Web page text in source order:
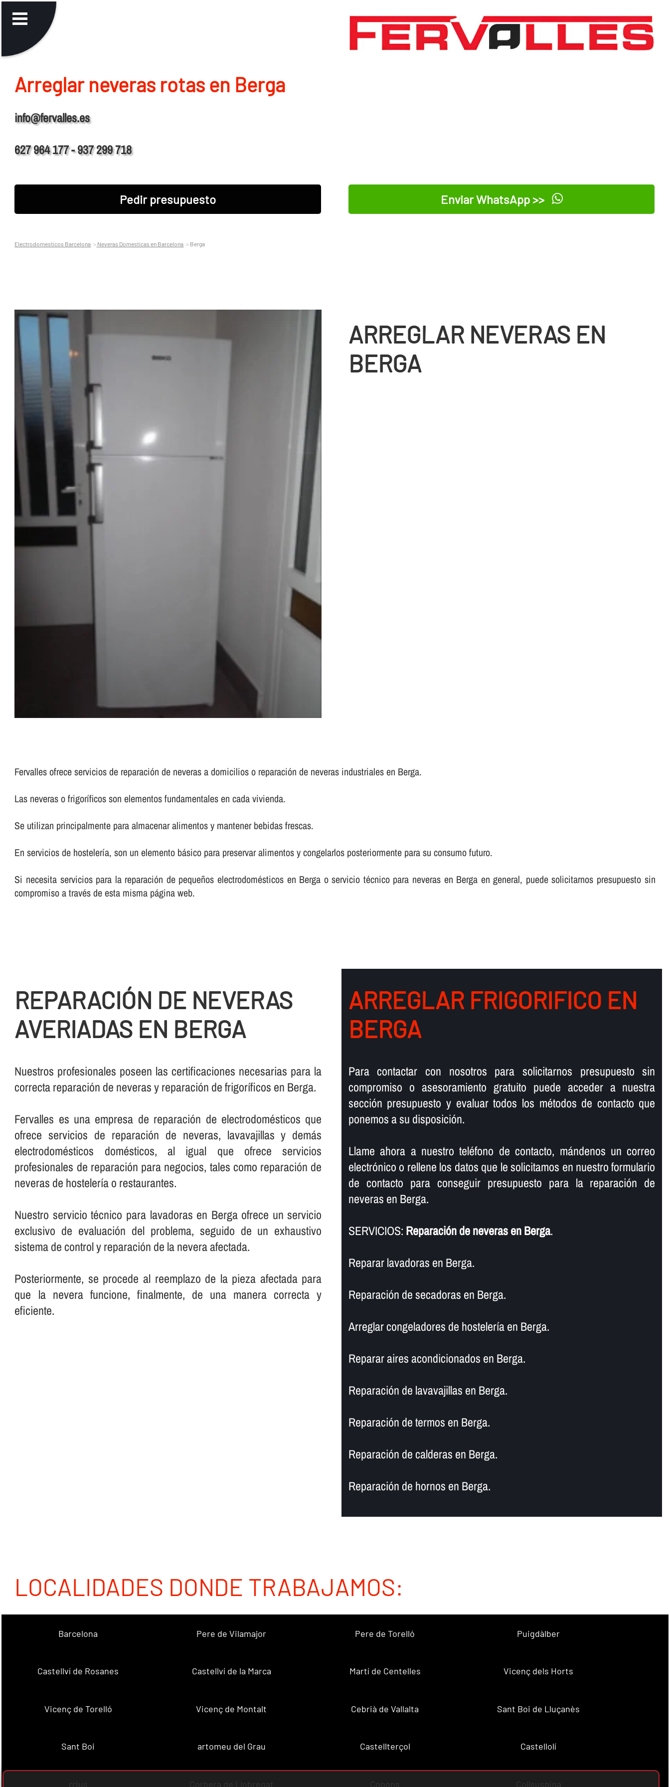
Arreglar neveras rotas en Berga
info@fervalles.es
627 964 177 - 937 299 718
Pedir presupuesto Enviar WhatsApp >>
Electrodomesticos Barcelona Neveras Domesticas en Barcelona Berga
ARREGLAR NEVERAS EN
BERGA
Fervalles ofrece servicios de reparación de neveras a domicilios o reparación de neveras industriales en Berga.
Las neveras o frigorí­ficos son elementos fundamentales en cada vivienda.
Se utilizan principalmente para almacenar alimentos y mantener bebidas frescas.
En servicios de hostelerí­a, son un elemento básico para preservar alimentos y congelarlos posteriormente para su consumo futuro.
Si necesita servicios para la reparación de pequeños electrodomésticos en Berga o servicio técnico para neveras en Berga en general, puede solicitarnos presupuesto sin
compromiso a través de esta misma página web.
REPARACIÓN DE NEVERAS
AVERIADAS EN BERGA
Nuestros profesionales poseen las certificaciones necesarias para la
correcta reparación de neveras y reparación de frigorí­ficos en Berga.
Fervalles es una empresa de reparación de electrodomésticos que
ofrece servicios de reparación de neveras, lavavajillas y demás
electrodomésticos domésticos, al igual que ofrece servicios
profesionales de reparación para negocios, tales como reparación de
neveras de hostelerí­a o restaurantes.
Nuestro servicio técnico para lavadoras en Berga ofrece un servicio
exclusivo de evaluación del problema, seguido de un exhaustivo
sistema de control y reparación de la nevera afectada.
Posteriormente, se procede al reemplazo de la pieza afectada para
que la nevera funcione, finalmente, de una manera correcta y
eficiente.
ARREGLAR FRIGORIFICO EN
BERGA
Para contactar con nosotros para solicitarnos presupuesto sin
compromiso o asesoramiento gratuito puede acceder a nuestra
sección presupuesto y evaluar todos los métodos de contacto que
ponemos a su disposición.
Llame ahora a nuestro teléfono de contacto, mándenos un correo
electrónico o rellene los datos que le solicitamos en nuestro formulario
de contacto para conseguir presupuesto para la reparación de
neveras en Berga.
SERVICIOS: Reparación de neveras en Berga.
Reparar lavadoras en Berga.
Reparación de secadoras en Berga.
Arreglar congeladores de hostelerí­a en Berga.
Reparar aires acondicionados en Berga.
Reparación de lavavajillas en Berga.
Reparación de termos en Berga.
Reparación de calderas en Berga.
Reparación de hornos en Berga.
LOCALIDADES DONDE TRABAJAMOS:
Barcelona Pere de Vilamajor Pere de Torelló Puigdàlber
Castellví de Rosanes Castellví de la Marca Martí de Centelles Vicenç dels Horts
Vicenç de Torelló Vicenç de Montalt Cebrià de Vallalta Sant Boi de Lluçanès
Sant Boi artomeu del Grau Castellterçol Castellolí
rrius Corbera de Llobregat Copons Collsuspina